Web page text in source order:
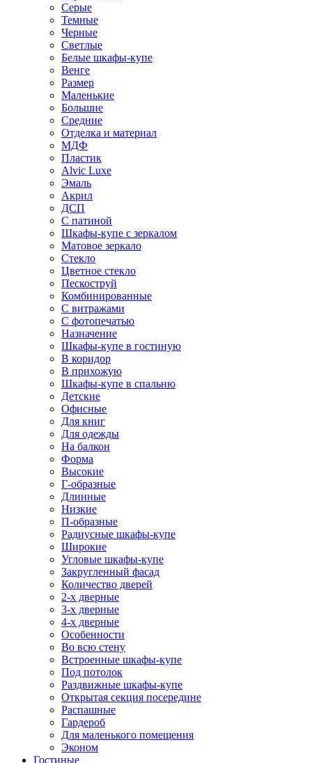
Серые
Темные
Черные
Светлые
Белые шкафы-купе
Венге
Размер
Маленькие
Большие
Средние
Отделка и материал
МДФ
Пластик
Alvic Luxe
Эмаль
Акрил
ДСП
С патиной
Шкафы-купе с зеркалом
Матовое зеркало
Стекло
Цветное стекло
Пескоструй
Комбинированные
С витражами
С фотопечатью
Назначение
Шкафы-купе в гостиную
В коридор
В прихожую
Шкафы-купе в спальню
Детские
Офисные
Для книг
Для одежды
На балкон
Форма
Высокие
Г-образные
Длинные
Низкие
П-образные
Радиусные шкафы-купе
Широкие
Угловые шкафы-купе
Закругленный фасад
Количество дверей
2-х дверные
3-х дверные
4-х дверные
Особенности
Во всю стену
Встроенные шкафы-купе
Под потолок
Раздвижные шкафы-купе
Открытая секция посередине
Распашные
Гардероб
Для маленького помещения
Эконом
Гостиные